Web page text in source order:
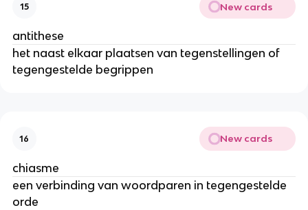
15 New cards
antithese
het naast elkaar plaatsen van tegenstellingen of
tegengestelde begrippen
16 New cards
chiasme
een verbinding van woordparen in tegengestelde
orde